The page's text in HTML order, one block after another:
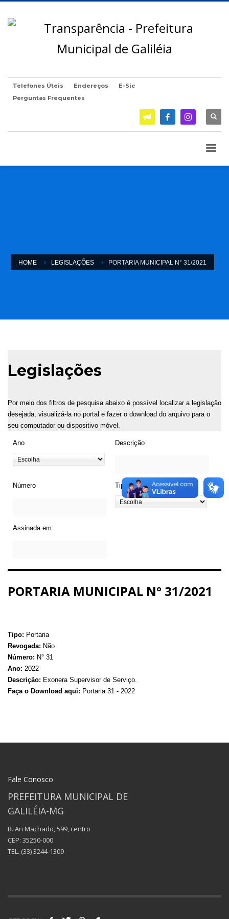
Telefones Úteis Endereços
E-Sic
Perguntas Frequentes
HOME LEGISLAÇÕES PORTARIA MUNICIPAL N° 31/2021
Legislações
Por meio dos filtros de pesquisa abaixo é possível localizar a legislação
desejada, visualizá-la no portal e fazer o download do arquivo para o
seu computador ou dispositivo móvel.
Ano Descrição
Número Tipo de Legislação
Assinada em:
PORTARIA MUNICIPAL N° 31/2021
Tipo: Portaria
Revogada: Não
Número: N° 31
Ano: 2022
Descrição: Exonera Supervisor de Serviço.
Faça o Download aqui: Portaria 31 - 2022
Fale Conosco
PREFEITURA MUNICIPAL DE
GALILÉIA-MG
R. Ari Machado, 599, centro
CEP: 35250-000
TEL. (33) 3244-1309